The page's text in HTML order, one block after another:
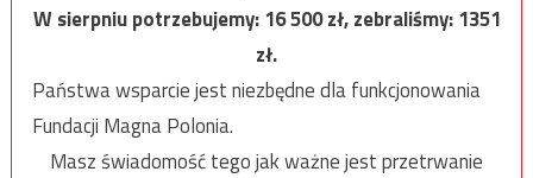
W sierpniu potrzebujemy:16 500zł, zebraliśmy:1351
zł.
Państwa wsparcie jest niezbędne dla funkcjonowania
Fundacji Magna Polonia.
Masz świadomość tego jak ważne jest przetrwanie